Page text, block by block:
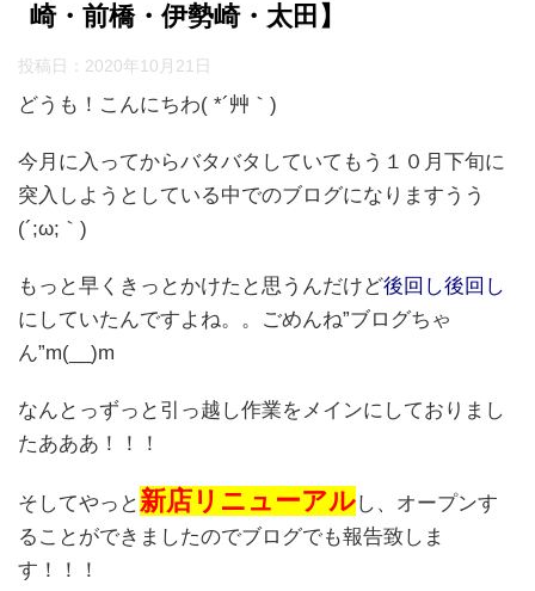
崎・前橋・伊勢崎・太田】
投稿日： 2020年10月21日
どうも！こんにちわ( *´艸｀)
今月に入ってからバタバタしていてもう１０月下旬に
突入しようとしている中でのブログになりますうう
(´;ω;｀)
もっと早くきっとかけたと思うんだけど後回し後回し
にしていたんですよね。。ごめんね”ブログちゃ
ん”m(__)m
なんとっずっと引っ越し作業をメインにしておりまし
たあああ！！！
そしてやっと新店リニューアルし、オープンす
ることができましたのでブログでも報告致しま
す！！！